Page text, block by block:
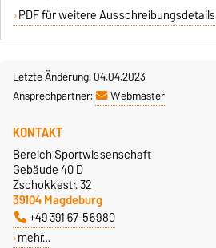
PDF für weitere Ausschreibungsdetails
Letzte Änderung: 04.04.2023
Ansprechpartner:
Webmaster
KONTAKT
Bereich Sportwissenschaft
Gebäude 40 D
Zschokkestr. 32
39104 Magdeburg
+49 391 67-56980
mehr…